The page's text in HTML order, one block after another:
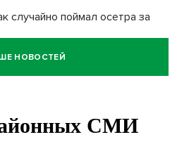
случайно поймал осетра за
стрижкой стали звездами
делом для директора
НОВОСТЕЙ